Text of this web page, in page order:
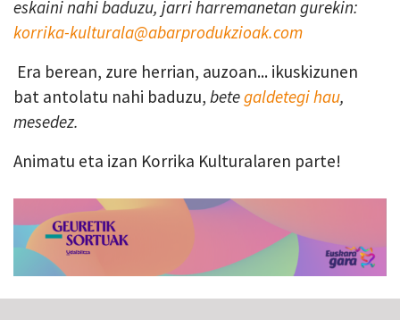
eskaini nahi baduzu, jarri harremanetan gurekin:
korrika-kulturala@abarprodukzioak.com
Era berean, zure herrian, auzoan... ikuskizunen
bat antolatu nahi baduzu, betegaldetegi hau,
mesedez.
Animatu eta izan Korrika Kulturalaren parte!